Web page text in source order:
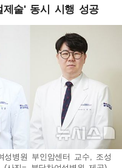
제술' 동시 시행 성공
성병원 부인암센터 교수, 조성